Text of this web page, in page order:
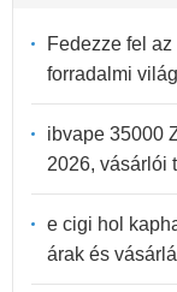
Fedezze fel
forradalmi
ibvape 35000
2026, vásárlói
e cigi hol
árak és